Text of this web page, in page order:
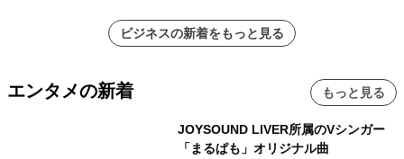
ビジネスの新着をもっと見る
エンタメの新着 もっと見る
JOYSOUND LIVER所属のVシンガー
「まるぱも」オリジナル曲